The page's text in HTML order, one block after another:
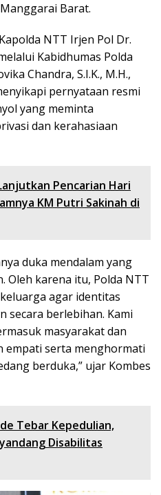
Barat.
NTT Irjen Pol Dr.
Kabidhumas Polda
Chandra, S.I.K., M.H.,
pernyataan resmi
yang meminta
dan kerahasiaan
Pencarian Hari
KM Putri Sakinah di
duka mendalam yang
Oleh karena itu, Polda NTT
agar identitas
secara berlebihan. Kami
masyarakat dan
empati serta menghormati
berduka,” ujar Kombes
Tebar Kepedulian,
Disabilitas